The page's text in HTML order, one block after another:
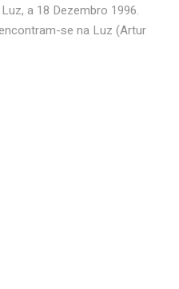
a 18 Dezembro 1996.
se na Luz (Artur